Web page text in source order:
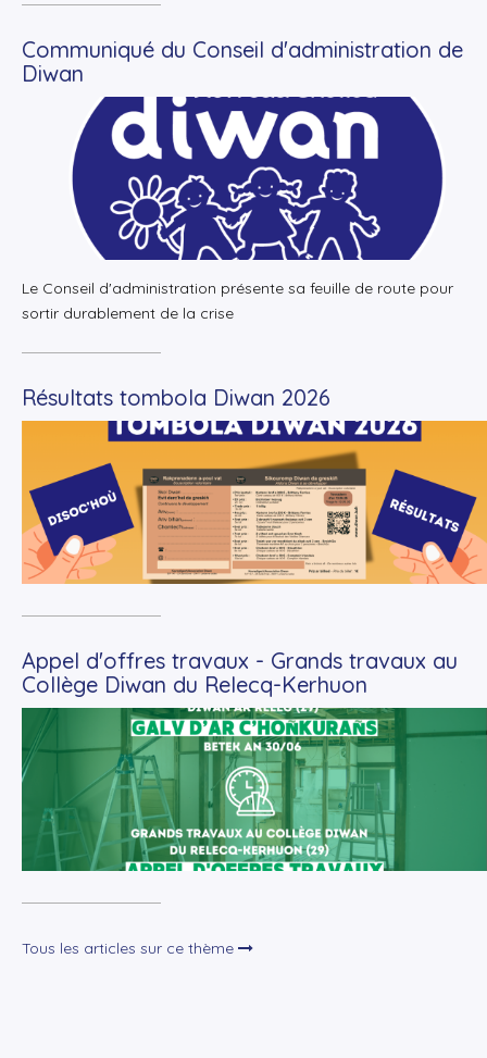
Communiqué du Conseil d'administration de
Diwan
+ Lire la suite
Le Conseil d'administration présente sa feuille de route pour
sortir durablement de la crise
Résultats tombola Diwan 2026
+Lire la suite
Appel d'offres travaux - Grands travaux au
Collège Diwan du Relecq-Kerhuon
+Lire la suite
Tous les articles sur ce thème